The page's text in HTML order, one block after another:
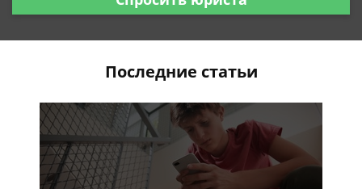
Последние статьи